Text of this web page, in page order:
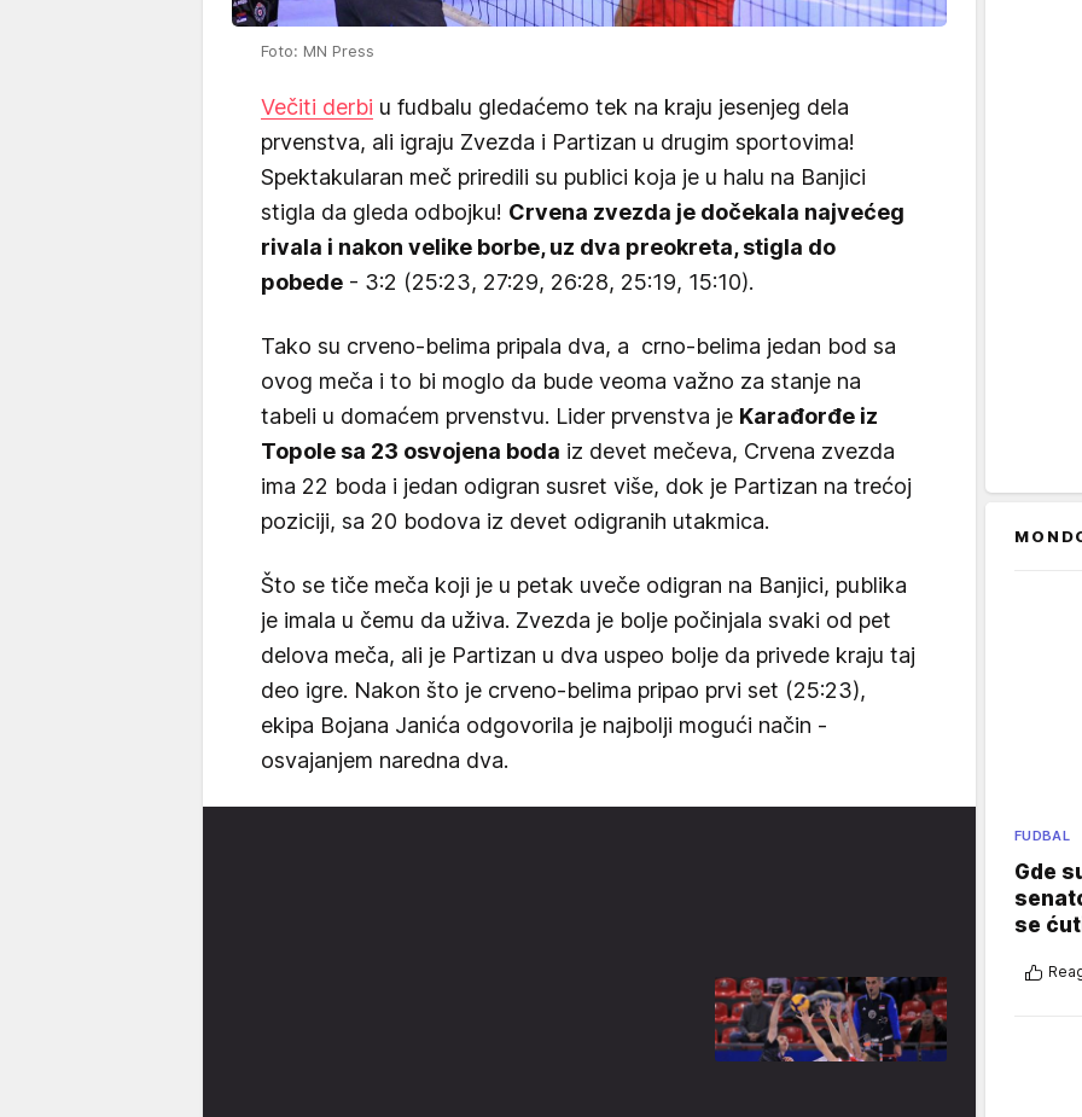
Foto: MN Press
Večiti derbi u fudbalu gledaćemo tek na kraju jesenjeg dela
prvenstva, ali igraju Zvezda i Partizan u drugim sportovima!
Spektakularan meč priredili su publici koja je u halu na Banjici
stigla da gleda odbojku! Crvena zvezda je dočekala najvećeg
rivala i nakon velike borbe, uz dva preokreta, stigla do
pobede - 3:2 (25:23, 27:29, 26:28, 25:19, 15:10).
Tako su crveno-belima pripala dva, a crno-belima jedan bod sa
ovog meča i to bi moglo da bude veoma važno za stanje na
tabeli u domaćem prvenstvu. Lider prvenstva je Karađorđe iz
Topole sa 23 osvojena boda iz devet mečeva, Crvena zvezda
ima 22 boda i jedan odigran susret više, dok je Partizan na trećoj
poziciji, sa 20 bodova iz devet odigranih utakmica.
Što se tiče meča koji je u petak uveče odigran na Banjici, publika
je imala u čemu da uživa. Zvezda je bolje počinjala svaki od pet
delova meča, ali je Partizan u dva uspeo bolje da privede kraju taj
deo igre. Nakon što je crveno-belima pripao prvi set (25:23),
ekipa Bojana Janića odgovorila je najbolji mogući način -
osvajanjem naredna dva.
FUDBAL
Gde
se